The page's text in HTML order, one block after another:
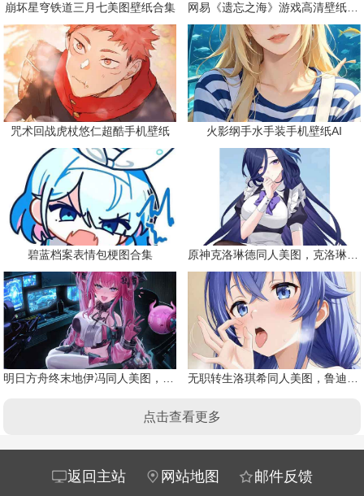
崩坏星穹铁道三月七美图壁纸合集 网易《遗忘之海》游戏高清壁纸精选
咒术回战虎杖悠仁超酷手机壁纸 火影纲手水手装手机壁纸AI
碧蓝档案表情包梗图合集
点击查看更多
返回主站 网站地图 邮件反馈